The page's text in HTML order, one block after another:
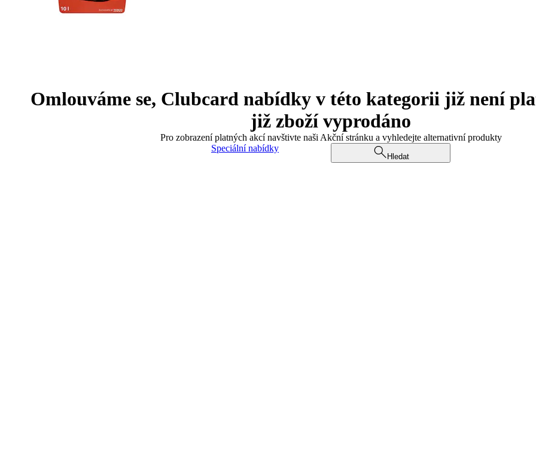
Omlouváme se, Clubcard nabídky v této kategorii již není
již zboží vyprodáno
Pro zobrazení platných akcí navštivte naši Akční stránku a vyhledejte alternativní produkty
Speciální nabídky
Hledat